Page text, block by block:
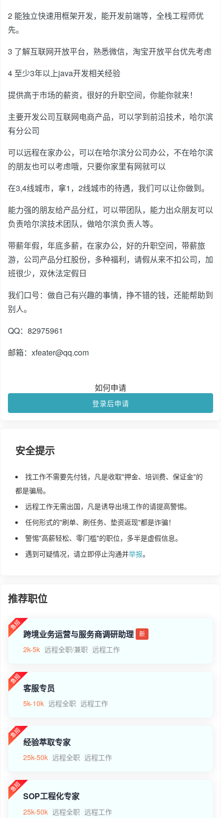
2 能独立快速用框架开发，能开发前端等，全栈工程师优
先。
3 了解互联网开放平台，熟悉微信，淘宝开放平台优先考虑
4 至少3年以上java开发相关经验
提供高于市场的薪资，很好的升职空间，你能你就来！
主要开发公司互联网电商产品，可以学到前沿技术，哈尔滨
有分公司
可以远程在家办公，可以在哈尔滨分公司办公，不在哈尔滨
的朋友也可以考虑哦，只要你家里有网就可以
在3,4线城市，拿1，2线城市的待遇，我们可以让你做到。
能力强的朋友给产品分红，可以带团队，能力出众朋友可以
负责哈尔滨技术团队，做哈尔滨负责人等。
带薪年假，年底多薪，在家办公，好的升职空间，带薪旅
游，公司产品分红股份，多种福利，请假从来不扣公司，加
班很少，双休法定假日
我们口号：做自己有兴趣的事情，挣不错的钱，还能帮助到
别人。
QQ：82975961
邮箱：xfeater@qq.com
如何申请
登录后申请
安全提示
找工作不需要先付钱，凡是收取"押金、培训费、保证金"的
都是骗局。
远程工作无需出国，凡是诱导出境工作的请提高警惕。
任何形式的"刷单、刷任务、垫资返现"都是诈骗！
警惕"高薪轻松、零门槛"的职位，多半是虚假信息。
遇到可疑情况，请立即停止沟通并举报。
推荐职位
跨境业务运营与服务商调研助理 新
2k-5k 远程全职/兼职 远程工作
客服专员
5k-10k 远程全职 远程工作
经验萃取专家
25k-50k 远程全职 远程工作
SOP工程化专家
25k-50k 远程全职 远程工作